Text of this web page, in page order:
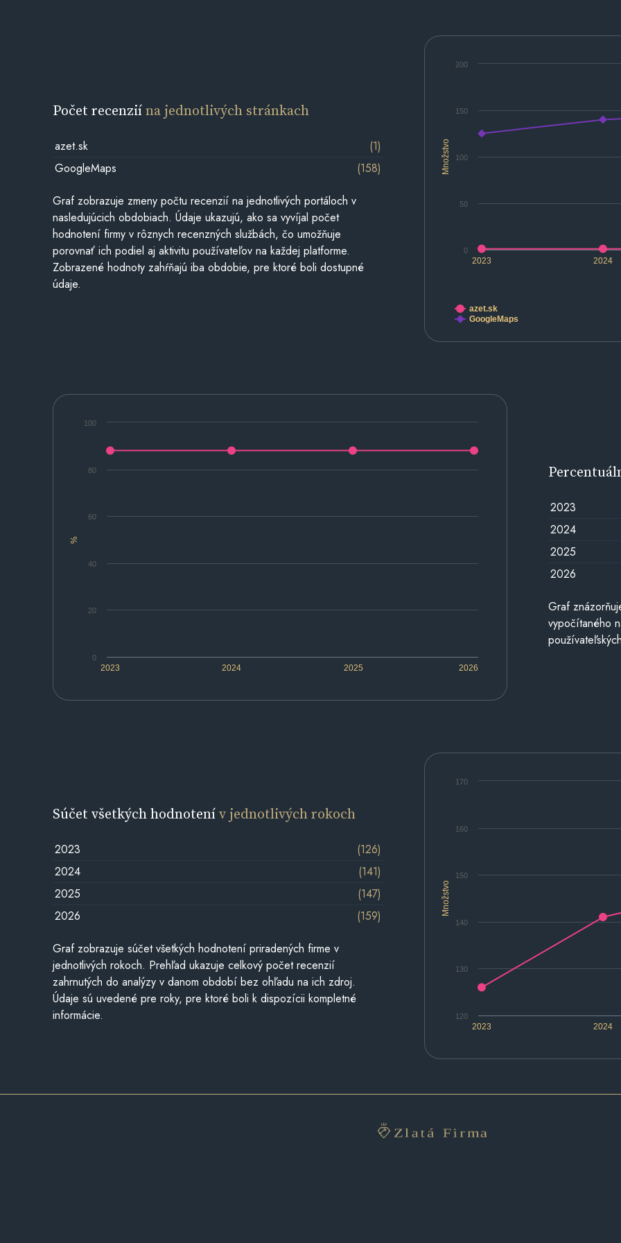
Množstvo
2023 2024
0
50
100
150
200
azet.sk
GoogleMaps
Počet recenziína jednotlivých stránkach
azet.sk
(1)
GoogleMaps
(158)
Graf zobrazuje zmeny počtu recenzií na jednotlivých portáloch v
nasledujúcich obdobiach. Údaje ukazujú, ako sa vyvíjal počet
hodnotení firmy v rôznych recenzných službách, čo umožňuje
porovnať ich podiel aj aktivitu používateľov na každej platforme.
Zobrazené hodnoty zahŕňajú iba obdobie, pre ktoré boli dostupné
údaje.
%
2023 2024 2025 2026
0
20
40
60
80
100
2023
2024
2025
2026
Graf
vypočítaného
Množstvo
2023 2024
120
130
140
150
160
170
Súčet všetkých hodnotenív jednotlivých rokoch
2023
(126)
2024
(141)
2025
(147)
2026
(159)
Graf zobrazuje súčet všetkých hodnotení priradených firme v
jednotlivých rokoch. Prehľad ukazuje celkový počet recenzií
zahrnutých do analýzy v danom období bez ohľadu na ich zdroj.
Údaje sú uvedené pre roky, pre ktoré boli k dispozícii kompletné
informácie.